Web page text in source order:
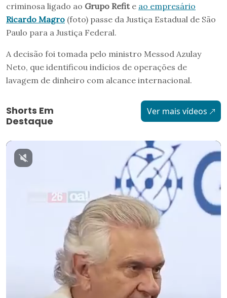
criminosa ligado ao Grupo Refite ao empresário
Ricardo Magro (foto) passe da Justiça Estadual de São
Paulo para a Justiça Federal.
A decisão foi tomada pelo ministro Messod Azulay
Neto, que identificou indícios de operações de
lavagem de dinheiro com alcance internacional.
Shorts Em
Destaque
Ver mais vídeos